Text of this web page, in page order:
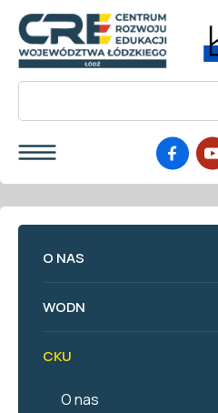
O NAS
WODN
CKU
O nas